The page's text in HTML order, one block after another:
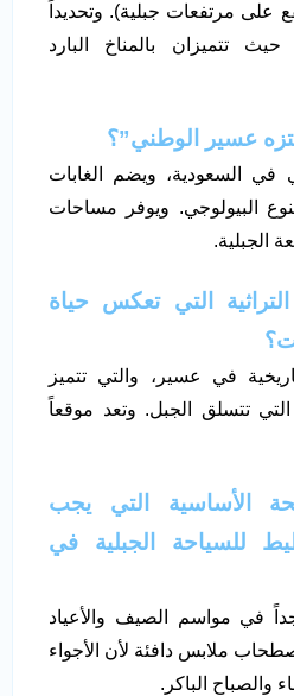
على مرتفعات جبلية). وتحديداً
تتميزان بالمناخ البارد
عسير الوطني”؟
السعودية، ويضم الغابات
البيولوجي. ويوفر مساحات
الجبلية.
التي تعكس حياة
في عسير، والتي تتميز
التي تتسلق الجبل. وتعد موقعاً
الأساسية التي يجب
للسياحة الجبلية في
في مواسم الصيف والأعياد
ملابس دافئة لأن الأجواء
والصباح الباكر.